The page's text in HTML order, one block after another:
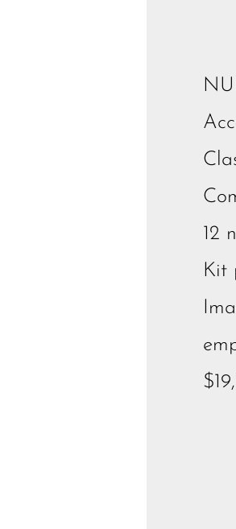
12
Kit